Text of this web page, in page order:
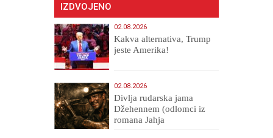
IZDVOJENO
02.08.2026
Kakva alternativa, Trump
jeste Amerika!
02.08.2026
Divlja rudarska jama
Džehennem (odlomci iz
romana Jahja